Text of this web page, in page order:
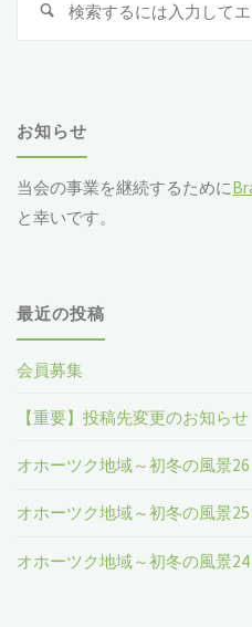
お知らせ
当会の事業を継続するために
と幸いです。
最近の投稿
会員募集
【重要】投稿先変更のお知らせ
オホーツク地域～初冬の風景26
オホーツク地域～初冬の風景25
オホーツク地域～初冬の風景24